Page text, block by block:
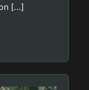
[…]